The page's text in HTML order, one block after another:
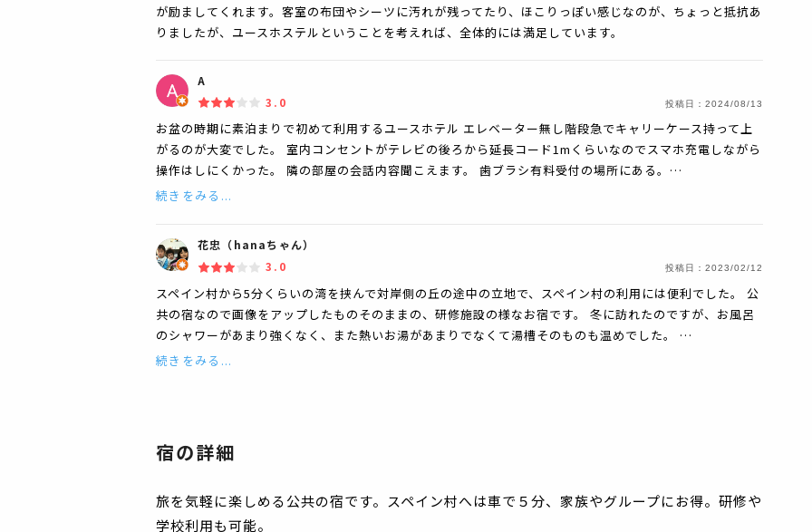
が励ましてくれます。客室の布団やシーツに汚れが残ってたり、ほこりっぽい感じなのが、ちょっと抵抗あ
りましたが、ユースホステルということを考えれば、全体的には満足しています。
A
3.0
投稿日： 2024/08/13
お盆の時期に素泊まりで初めて利用するユースホテル エレベーター無し階段急でキャリーケース持って上
がるのが大変でした。 室内コンセントがテレビの後ろから延長コード1mくらいなのでスマホ充電しながら
操作はしにくかった。 隣の部屋の会話内容聞こえます。 歯ブラシ有料受付の場所にある。…
続きをみる...
花忠（hanaちゃん）
3.0
投稿日： 2023/02/12
スペイン村から5分くらいの湾を挟んで対岸側の丘の途中の立地で、スペイン村の利用には便利でした。 公
共の宿なので画像をアップしたものそのままの、研修施設の様なお宿です。 冬に訪れたのですが、お風呂
のシャワーがあまり強くなく、また熱いお湯があまりでなくて湯槽そのものも温めでした。 …
続きをみる...
宿の詳細
旅を気軽に楽しめる公共の宿です。スペイン村へは車で５分、家族やグループにお得。研修や
学校利用も可能。